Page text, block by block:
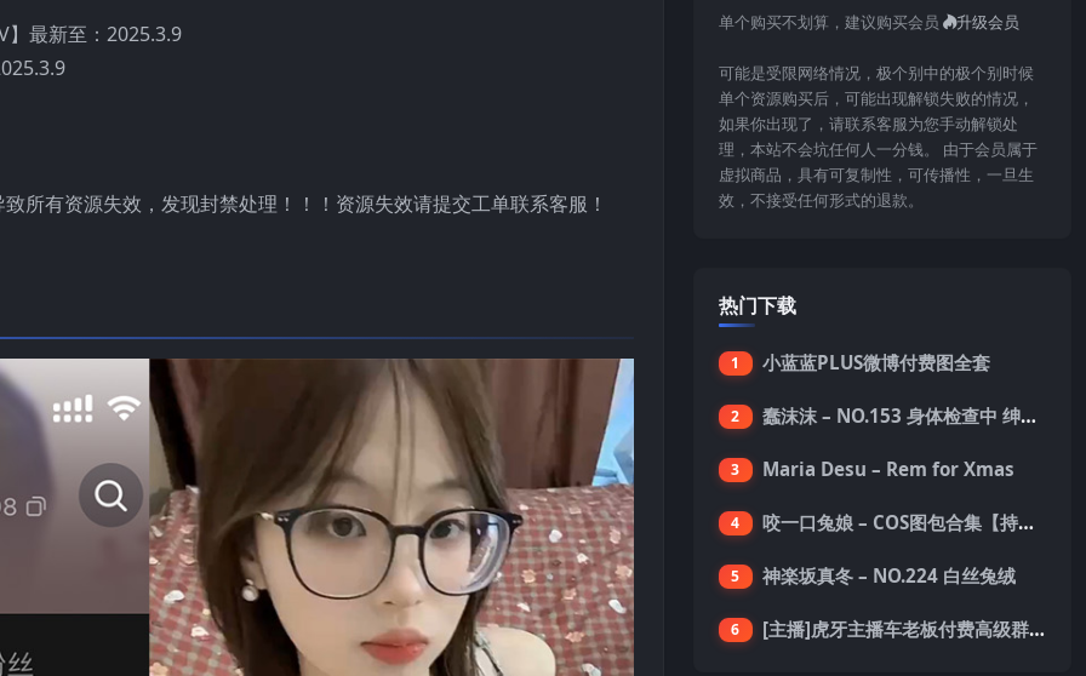
最新至：2025.3.9
所有资源失效，发现封禁处理！！！资源失效请提交工单联系客服！
单个购买不划算，建议购买会员 升级会员
可能是受限网络情况，极个别中的极个别时候
单个资源购买后，可能出现解锁失败的情况，
如果你出现了，请联系客服为您手动解锁处
理，本站不会坑任何人一分钱。 由于会员属于
虚拟商品，具有可复制性，可传播性，一旦生
效，不接受任何形式的退款。
热门下载
1 小蓝蓝PLUS微博付费图全套
2 蠢沫沫 – NO.153 身体检查中 绅士版 [150P-1.4G]
3 Maria Desu – Rem for Xmas
4 咬一口兔娘 – COS图包合集【持续更新中】
5 神楽坂真冬 – NO.224 白丝兔绒
6 [主播]虎牙主播车老板付费高级群真空内衣极限定制8分19